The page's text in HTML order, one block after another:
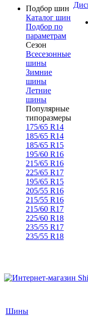
Подбор шин
Каталог шин
Подбор по
параметрам
Сезон
Всесезонные
шины
Зимние
шины
Летние
шины
Популярные
типоразмеры
175/65 R14
185/65 R14
185/65 R15
195/60 R16
215/65 R16
225/65 R17
195/65 R15
205/55 R16
215/55 R16
215/60 R17
225/60 R18
235/55 R17
235/55 R18
Шины